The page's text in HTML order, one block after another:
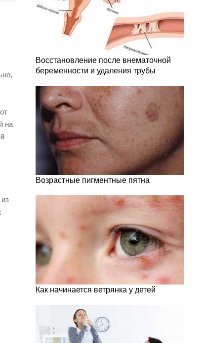
на
Восстановление после внематочной
беременности и удаления трубы
Возрастные пигментные пятна
Как начинается ветрянка у детей